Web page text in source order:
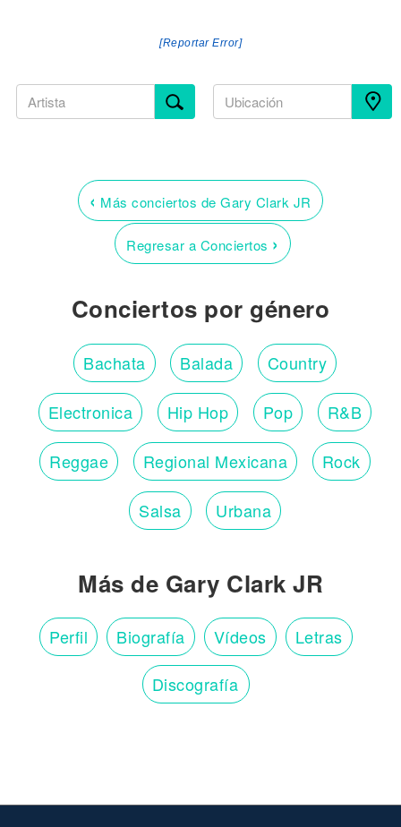
[Reportar Error]
‹ Más conciertos de Gary Clark JR
Regresar a Conciertos ›
Conciertos por género
Bachata Balada Country
Electronica Hip Hop Pop R&B
Reggae Regional Mexicana Rock
Salsa Urbana
Más de Gary Clark JR
Perfil Biografía Vídeos Letras
Discografía